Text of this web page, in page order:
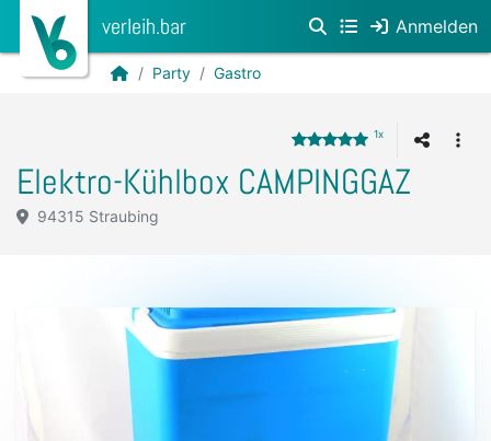
verleih.bar Anmelden
Party Gastro
Elektro-Kühlbox CAMPINGGAZ
1x
94315 Straubing